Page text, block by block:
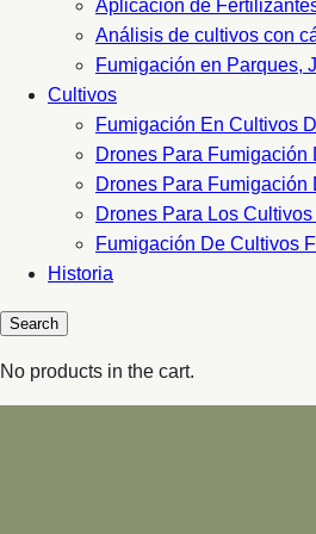
Aplicacion de
Análisis de cultivos con
Fumigación en Parques,
Cultivos
Fumigación En Cultivos
Drones Para
Drones Para Fumigación
Drones Para Los
Fumigación De Cultivos
Historia
No products in the cart.